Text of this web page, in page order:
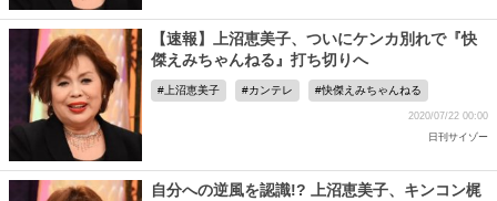
【速報】上沼恵美子、ついにケンカ別れで『快
傑えみちゃんねる』打ち切りへ
上沼恵美子 カンテレ 快傑えみちゃんねる
2020/07/22 00:00
日刊サイゾー
自分への逆風を認識!? 上沼恵美子、キンコン梶